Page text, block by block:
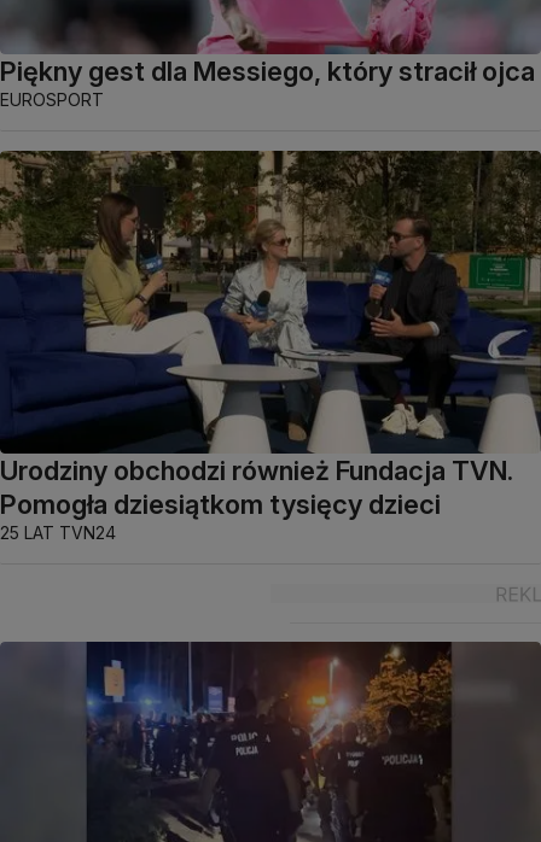
Piękny gest dla Messiego, który stracił ojca
EUROSPORT
Urodziny obchodzi również Fundacja TVN.
Pomogła dziesiątkom tysięcy dzieci
25 LAT TVN24